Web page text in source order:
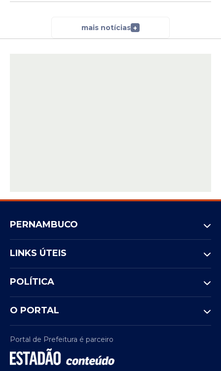
mais notícias +
PERNAMBUCO
LINKS ÚTEIS
POLÍTICA
O PORTAL
Portal de Prefeitura é parceiro